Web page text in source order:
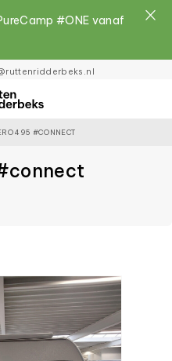
#ONE vanaf
495 #CONNECT